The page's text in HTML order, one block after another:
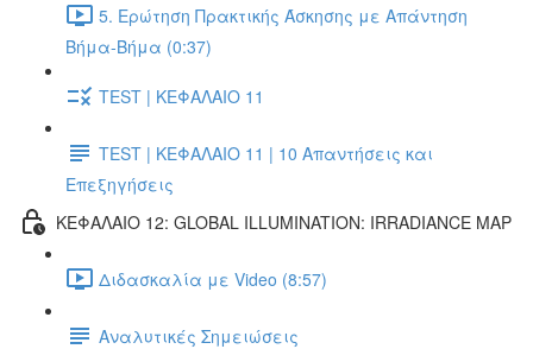
5. Ερώτηση Πρακτικής Άσκησης με Απάντηση
Βήμα-Βήμα (0:37)
TEST | ΚΕΦΑΛΑΙΟ 11
TEST | ΚΕΦΑΛΑΙΟ 11 | 10 Απαντήσεις και
Επεξηγήσεις
ΚΕΦΑΛΑΙΟ 12: GLOBAL ILLUMINATION: IRRADIANCE MAP
Διδασκαλία με Video (8:57)
Αναλυτικές Σημειώσεις